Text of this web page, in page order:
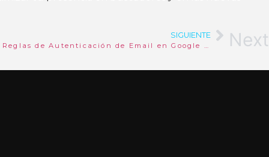
SIGUIENTE
Cómo Adecuarse a las Nuevas Reglas de Autenticación de Email en Google y Yahoo Next